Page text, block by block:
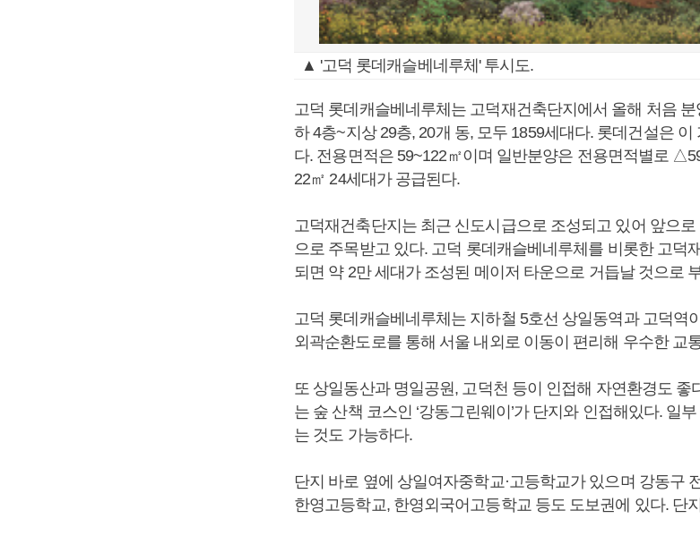
▲ '고덕 롯데캐슬베네루체' 투시도.
고덕 롯데캐슬베네루체는 고덕재건축단지에서 올해 처음
하 4층~지상 29층, 20개 동, 모두 1859세대다. 롯데건설은
다. 전용면적은 59~122㎡이며 일반분양은 전용면적별로
22㎡ 24세대가 공급된다.
고덕재건축단지는 최근 신도시급으로 조성되고 있어 앞으
으로 주목받고 있다. 고덕 롯데캐슬베네루체를 비롯한 고덕
되면 약 2만 세대가 조성된 메이저 타운으로 거듭날 것으로
고덕 롯데캐슬베네루체는 지하철 5호선 상일동역과 고덕역
외곽순환도로를 통해 서울 내외로 이동이 편리해 우수한 교
또 상일동산과 명일공원, 고덕천 등이 인접해 자연환경도 좋
는 숲 산책 코스인 ‘강동그린웨이’가 단지와 인접해있다. 일
는 것도 가능하다.
단지 바로 옆에 상일여자중학교·고등학교가 있으며 강동구
한영고등학교, 한영외국어고등학교 등도 도보권에 있다. 단